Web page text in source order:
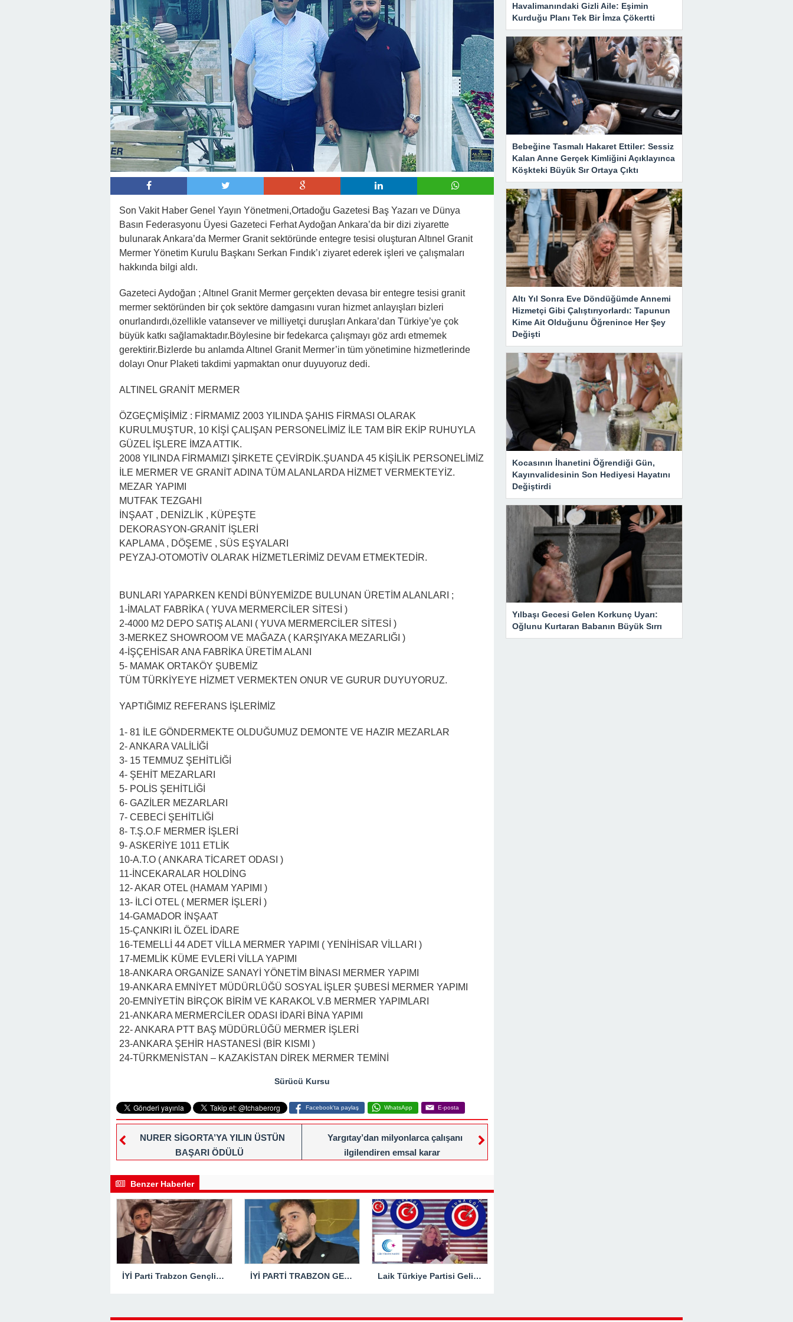
Son Vakit Haber Genel Yayın Yönetmeni,Ortadoğu Gazetesi Baş Yazarı ve Dünya
Basın Federasyonu Üyesi Gazeteci Ferhat Aydoğan Ankara’da bir dizi ziyarette
bulunarak Ankara’da Mermer Granit sektöründe entegre tesisi oluşturan Altınel Granit
Mermer Yönetim Kurulu Başkanı Serkan Fındık’ı ziyaret ederek işleri ve çalışmaları
hakkında bilgi aldı.
Gazeteci Aydoğan ; Altınel Granit Mermer gerçekten devasa bir entegre tesisi granit
mermer sektöründen bir çok sektöre damgasını vuran hizmet anlayışları bizleri
onurlandırdı,özellikle vatansever ve milliyetçi duruşları Ankara’dan Türkiye’ye çok
büyük katkı sağlamaktadır.Böylesine bir fedekarca çalışmayı göz ardı etmemek
gerektirir.Bizlerde bu anlamda Altınel Granit Mermer’in tüm yönetimine hizmetlerinde
dolayı Onur Plaketi takdimi yapmaktan onur duyuyoruz dedi.
ALTINEL GRANİT MERMER
ÖZGEÇMİŞİMİZ : FİRMAMIZ 2003 YILINDA ŞAHIS FİRMASI OLARAK
KURULMUŞTUR, 10 KİŞİ ÇALIŞAN PERSONELİMİZ İLE TAM BİR EKİP RUHUYLA
GÜZEL İŞLERE İMZA ATTIK.
2008 YILINDA FİRMAMIZI ŞİRKETE ÇEVİRDİK.ŞUANDA 45 KİŞİLİK PERSONELİMİZ
İLE MERMER VE GRANİT ADINA TÜM ALANLARDA HİZMET VERMEKTEYİZ.
MEZAR YAPIMI
MUTFAK TEZGAHI
İNŞAAT , DENİZLİK , KÜPEŞTE
DEKORASYON-GRANİT İŞLERİ
KAPLAMA , DÖŞEME , SÜS EŞYALARI
PEYZAJ-OTOMOTİV OLARAK HİZMETLERİMİZ DEVAM ETMEKTEDİR.
BUNLARI YAPARKEN KENDİ BÜNYEMİZDE BULUNAN ÜRETİM ALANLARI ;
1-İMALAT FABRİKA ( YUVA MERMERCİLER SİTESİ )
2-4000 M2 DEPO SATIŞ ALANI ( YUVA MERMERCİLER SİTESİ )
3-MERKEZ SHOWROOM VE MAĞAZA ( KARŞIYAKA MEZARLIĞI )
4-İŞÇEHİSAR ANA FABRİKA ÜRETİM ALANI
5- MAMAK ORTAKÖY ŞUBEMİZ
TÜM TÜRKİYEYE HİZMET VERMEKTEN ONUR VE GURUR DUYUYORUZ.
YAPTIĞIMIZ REFERANS İŞLERİMİZ
1- 81 İLE GÖNDERMEKTE OLDUĞUMUZ DEMONTE VE HAZIR MEZARLAR
2- ANKARA VALİLİĞİ
3- 15 TEMMUZ ŞEHİTLİĞİ
4- ŞEHİT MEZARLARI
5- POLİS ŞEHİTLİĞİ
6- GAZİLER MEZARLARI
7- CEBECİ ŞEHİTLİĞİ
8- T.Ş.O.F MERMER İŞLERİ
9- ASKERİYE 1011 ETLİK
10-A.T.O ( ANKARA TİCARET ODASI )
11-İNCEKARALAR HOLDİNG
12- AKAR OTEL (HAMAM YAPIMI )
13- İLCİ OTEL ( MERMER İŞLERİ )
14-GAMADOR İNŞAAT
15-ÇANKIRI İL ÖZEL İDARE
16-TEMELLİ 44 ADET VİLLA MERMER YAPIMI ( YENİHİSAR VİLLARI )
17-MEMLİK KÜME EVLERİ VİLLA YAPIMI
18-ANKARA ORGANİZE SANAYİ YÖNETİM BİNASI MERMER YAPIMI
19-ANKARA EMNİYET MÜDÜRLÜĞÜ SOSYAL İŞLER ŞUBESİ MERMER YAPIMI
20-EMNİYETİN BİRÇOK BİRİM VE KARAKOL V.B MERMER YAPIMLARI
21-ANKARA MERMERCİLER ODASI İDARİ BİNA YAPIMI
22- ANKARA PTT BAŞ MÜDÜRLÜĞÜ MERMER İŞLERİ
23-ANKARA ŞEHİR HASTANESİ (BİR KISMI )
24-TÜRKMENİSTAN – KAZAKİSTAN DİREK MERMER TEMİNİ
Sürücü Kursu
Facebook'ta paylaş WhatsApp E-posta
NURER SİGORTA’YA YILIN ÜSTÜN
BAŞARI ÖDÜLÜ
Yargıtay’dan milyonlarca çalışanı
ilgilendiren emsal karar
Benzer Haberler
İYİ Parti Trabzon Gençlik Kolları Başkanı Hasan Kağan Çakıroğlu’ndan Mattia Ahmet Minguzzi Davasına Tepki İYİ PARTİ TRABZON GENÇLİK KOLLARI BAŞKANI HASAN KAĞAN ÇAKIROĞLU’NDAN TBMM BAŞKANI’NA ÇOK SERT TEPKİ: “ANAYASAL SUÇ İŞLENMİŞTİR!” Laik Türkiye Partisi Geliyor
Havalimanındaki Gizli Aile: Eşimin
Kurduğu Planı Tek Bir İmza Çökertti
Bebeğine Tasmalı Hakaret Ettiler: Sessiz
Kalan Anne Gerçek Kimliğini Açıklayınca
Köşkteki Büyük Sır Ortaya Çıktı
Altı Yıl Sonra Eve Döndüğümde Annemi
Hizmetçi Gibi Çalıştırıyorlardı: Tapunun
Kime Ait Olduğunu Öğrenince Her Şey
Değişti
Kocasının İhanetini Öğrendiği Gün,
Kayınvalidesinin Son Hediyesi Hayatını
Değiştirdi
Yılbaşı Gecesi Gelen Korkunç Uyarı:
Oğlunu Kurtaran Babanın Büyük Sırrı